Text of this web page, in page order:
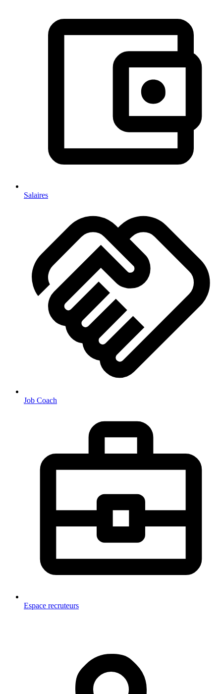
Salaires
Job Coach
Espace recruteurs